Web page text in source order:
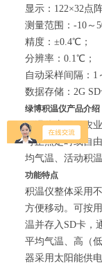
显示：122×32点阵
测量范围：-10～
精度：±0.4℃；
分辨率：0.1℃；
自动采样间隔：1
数据存储：2G
绿博积温仪产品介绍
积温仪应用于农
可正点定时或自
均气温、活动积
功能特点
积温仪整体采用
方便移动。可按
温并存入SD卡，
平均气温、高（
器采用太阳能供